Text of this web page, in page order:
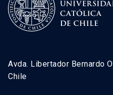
Avda. Libertador Bernardo
Chile